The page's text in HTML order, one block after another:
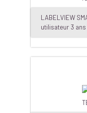
LABELVIEW
utilisateur 3 ans